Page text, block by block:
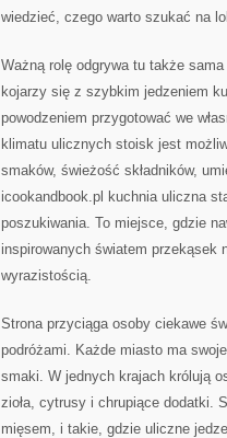
wiedzieć, czego warto szukać na
Ważną rolę odgrywa tu także
kojarzy się z szybkim jedzeniem
powodzeniem przygotować we
klimatu ulicznych stoisk jest
smaków, świeżość składników,
icookandbook.pl kuchnia uliczna
poszukiwania. To miejsce, gdzie
inspirowanych światem
wyrazistością.
Strona przyciąga osoby ciekawe
podróżami. Każde miasto ma
smaki. W jednych krajach królują
zioła, cytrusy i chrupiące dodatki.
mięsem, i takie, gdzie uliczne